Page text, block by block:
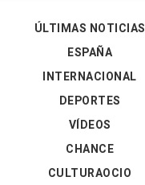
ÚLTIMAS NOTICIAS
ESPAÑA
INTERNACIONAL
DEPORTES
VÍDEOS
CHANCE
CULTURAOCIO